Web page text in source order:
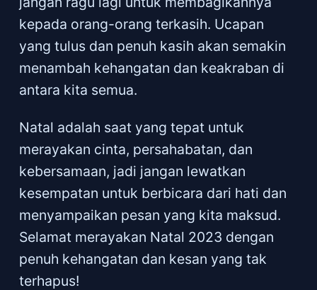
kepada orang-orang terkasih. Ucapan
yang tulus dan penuh kasih akan semakin
menambah kehangatan dan keakraban di
antara kita semua.
Natal adalah saat yang tepat untuk
merayakan cinta, persahabatan, dan
kebersamaan, jadi jangan lewatkan
kesempatan untuk berbicara dari hati dan
menyampaikan pesan yang kita maksud.
Selamat merayakan Natal 2023 dengan
penuh kehangatan dan kesan yang tak
terhapus!